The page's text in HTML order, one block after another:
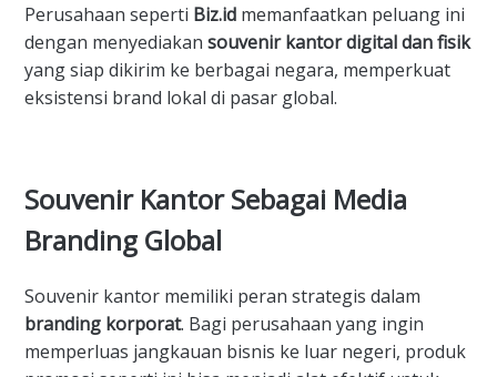
Perusahaan seperti Biz.id memanfaatkan peluang ini
dengan menyediakan souvenir kantor digital dan fisik
yang siap dikirim ke berbagai negara, memperkuat
eksistensi brand lokal di pasar global.
Souvenir Kantor Sebagai Media
Branding Global
Souvenir kantor memiliki peran strategis dalam
branding korporat. Bagi perusahaan yang ingin
memperluas jangkauan bisnis ke luar negeri, produk